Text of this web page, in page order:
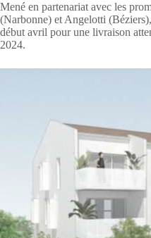
Mené en partenariat avec les
(Narbonne) et Angelotti
début avril pour une livraison
2024.